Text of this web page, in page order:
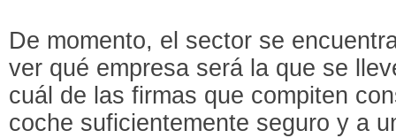
De momento, el sector se
ver qué empresa será la que se
cuál de las firmas que compiten
coche suficientemente seguro y a